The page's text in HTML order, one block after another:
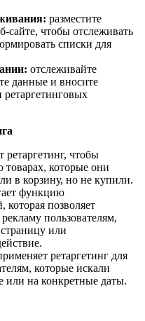
разместите
сайте, чтобы отслеживать
списки для
отслеживайте
данные и вносите
ретаргетинг, чтобы
товарах, которые они
в корзину, но не купили.
функцию
которая позволяет
пользователям,
или
ретаргетинг для
которые искали
или на конкретные даты.